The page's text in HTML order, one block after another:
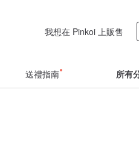
我想在 Pinkoi 上販售
送禮指南 所有